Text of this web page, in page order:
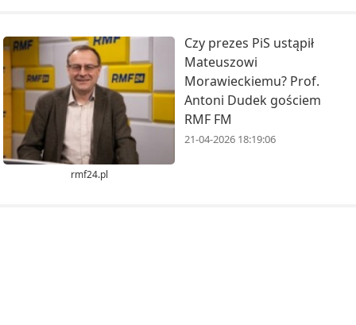
rmf24.pl
Czy prezes PiS ustąpił
Mateuszowi
Morawieckiemu? Prof.
Antoni Dudek gościem
RMF FM
21-04-2026 18:19:06